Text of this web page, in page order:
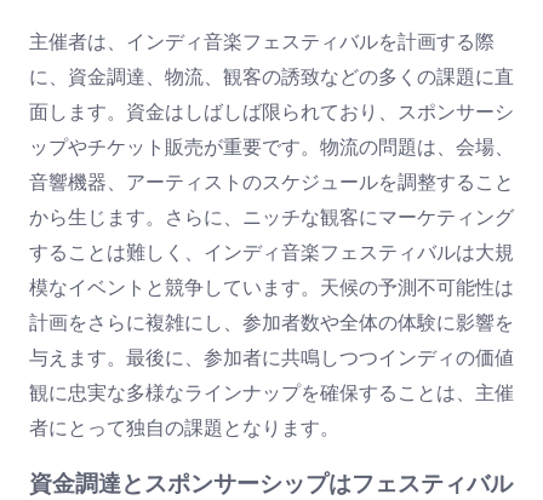
主催者は、インディ音楽フェスティバルを計画する際
に、資金調達、物流、観客の誘致などの多くの課題に直
面します。資金はしばしば限られており、スポンサーシ
ップやチケット販売が重要です。物流の問題は、会場、
音響機器、アーティストのスケジュールを調整すること
から生じます。さらに、ニッチな観客にマーケティング
することは難しく、インディ音楽フェスティバルは大規
模なイベントと競争しています。天候の予測不可能性は
計画をさらに複雑にし、参加者数や全体の体験に影響を
与えます。最後に、参加者に共鳴しつつインディの価値
観に忠実な多様なラインナップを確保することは、主催
者にとって独自の課題となります。
資金調達とスポンサーシップはフェスティバル